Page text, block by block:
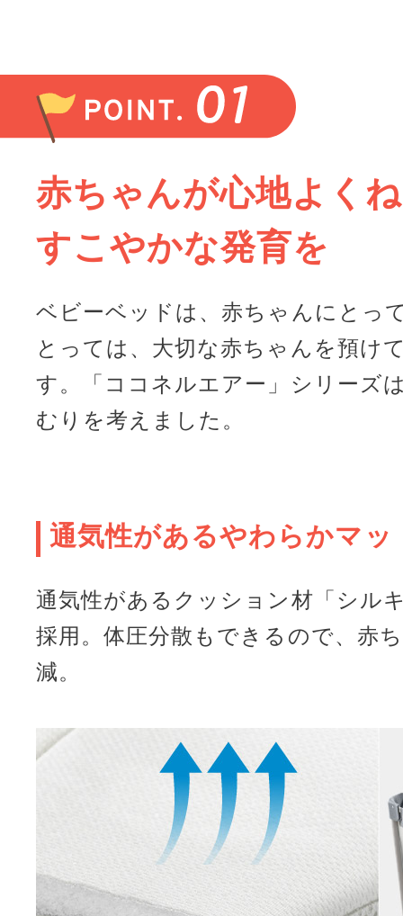
赤ちゃんが心地よく
すこやかな発育を
ベビーベッドは、赤ちゃんにとっ
とっては、大切な赤ちゃんを預け
す。「ココネルエアー」シリーズ
むりを考えました。
通気性があるやわらかマッ
通気性があるクッション材「シル
採用。体圧分散もできるので、赤
減。